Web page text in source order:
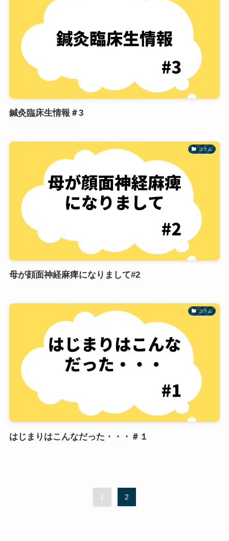
鍼灸臨床生情報＃3
コラム
母が顔面神経麻痺になりまして#2
コラム
はじまりはこんなだった・・・＃１
1 2